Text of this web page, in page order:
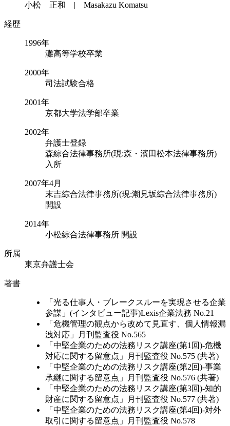
小松 正和 | Masakazu Komatsu
経歴
1996年
灘高等学校卒業
2000年
司法試験合格
2001年
京都大学法学部卒業
2002年
弁護士登録
森綜合法律事務所(現:森・濱田松本法律事務所)
入所
2007年4月
末吉綜合法律事務所(現:潮見坂綜合法律事務所)
開設
2014年
小松綜合法律事務所 開設
所属
東京弁護士会
著書
「光る仕事人・ブレークスルーを実現させる企業
参謀」(インタビュー記事)Lexis企業法務 No.21
「危機管理の観点から改めて見直す、個人情報漏
洩対応」月刊監査役 No.565
「中堅企業のための法務リスク講座(第1回)-危機
対応に関する留意点」月刊監査役 No.575 (共著)
「中堅企業のための法務リスク講座(第2回)-事業
承継に関する留意点」月刊監査役 No.576 (共著)
「中堅企業のための法務リスク講座(第3回)-知的
財産に関する留意点」月刊監査役 No.577 (共著)
「中堅企業のための法務リスク講座(第4回)-対外
取引に関する留意点」月刊監査役 No.578